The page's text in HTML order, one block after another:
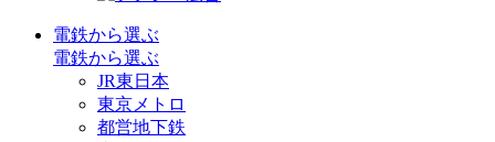
電鉄から選ぶ
電鉄から選ぶ
JR東日本
東京メトロ
都営地下鉄